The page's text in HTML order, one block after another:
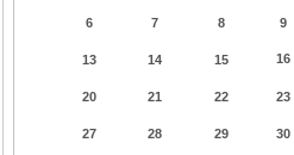
6 7 8 9
13 14 15 16
20 21 22 23
27 28 29 30